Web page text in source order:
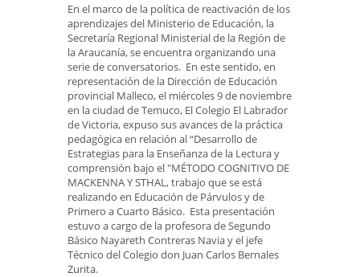
En el marco de la política de reactivación de los
aprendizajes del Ministerio de Educación, la
Secretaría Regional Ministerial de la Región de
la Araucanía, se encuentra organizando una
serie de conversatorios. En este sentido, en
representación de la Dirección de Educación
provincial Malleco, el miércoles 9 de noviembre
en la ciudad de Temuco, El Colegio El Labrador
de Victoria, expuso sus avances de la práctica
pedagógica en relación al “Desarrollo de
Estrategias para la Enseñanza de la Lectura y
comprensión bajo el "MÉTODO COGNITIVO DE
MACKENNA Y STHAL, trabajo que se está
realizando en Educación de Párvulos y de
Primero a Cuarto Básico. Esta presentación
estuvo a cargo de la profesora de Segundo
Básico Nayareth Contreras Navia y el jefe
Técnico del Colegio don Juan Carlos Bernales
Zurita.